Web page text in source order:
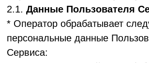
рабочий), адрес электронной почты;
замещаемая должность;
идентификационный номер
налогоплательщика (дата (число, месяц,
(число, месяц, год) выдачи свидетельства);